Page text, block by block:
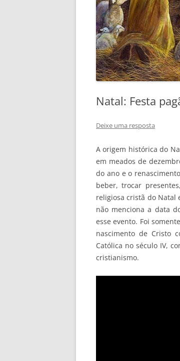
Natal: Festa
Deixe uma resposta
A origem histórica do
em meados de
do ano e o
beber, trocar
religiosa cristã do Natal
não menciona a data
esse evento. Foi
nascimento de Cristo
Católica no século IV,
cristianismo.